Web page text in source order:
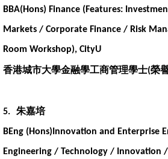
BBA(Hons) Finance (Features:
Markets / Corporate Finance / Risk
Room Workshop), CityU
香港城市大學金融學工商管理學士(榮
5. 朱嘉培
BEng (Hons)Innovation and Enterprise
Engineering / Technology / Innovation